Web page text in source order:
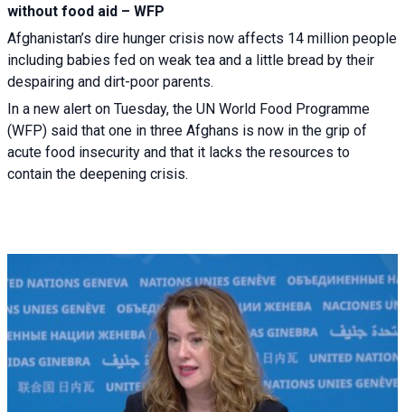
without food aid – WFP
Afghanistan’s dire hunger crisis now affects 14 million people
including babies fed on weak tea and a little bread by their
despairing and dirt-poor parents.
In a new alert on Tuesday, the UN World Food Programme
(WFP) said that one in three Afghans is now in the grip of
acute food insecurity and that it lacks the resources to
contain the deepening crisis.